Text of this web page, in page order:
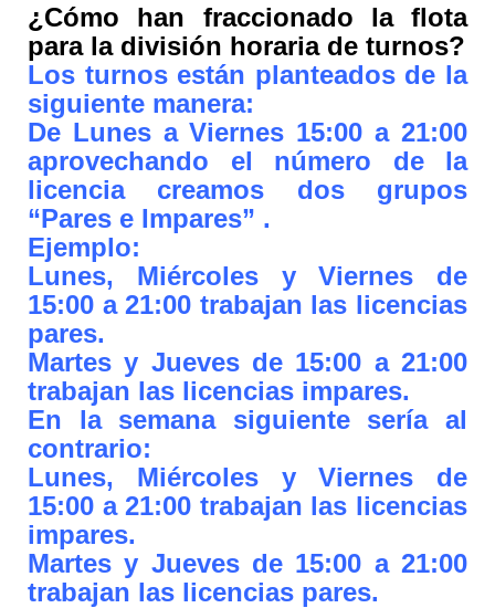
¿Cómo han fraccionado la flota
para la división horaria de turnos?
Los turnos están planteados de la
siguiente manera:
De Lunes a Viernes 15:00 a 21:00
aprovechando el número de la
licencia creamos dos grupos
“Pares e Impares” .
Ejemplo:
Lunes, Miércoles y Viernes de
15:00 a 21:00 trabajan las licencias
pares.
Martes y Jueves de 15:00 a 21:00
trabajan las licencias impares.
En la semana siguiente sería al
contrario:
Lunes, Miércoles y Viernes de
15:00 a 21:00 trabajan las licencias
impares.
Martes y Jueves de 15:00 a 21:00
trabajan las licencias pares.